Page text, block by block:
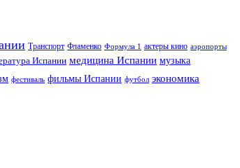
Транспорт Фламенко Формула 1 актеры кино аэропорты
Испании медицина Испании музыка
фестиваль фильмы Испании футбол экономика